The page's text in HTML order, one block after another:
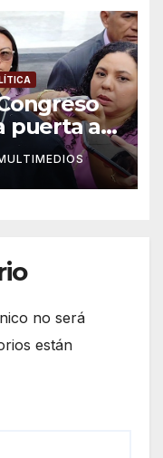
puerta a
alcalde
no será
están